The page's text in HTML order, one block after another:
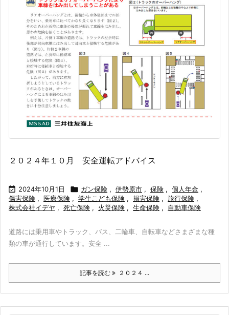
２０２４年１０月 安全運転アドバイス
 2024年10月1日  ガン保険 , 伊勢原市 , 保険 , 個人年金 ,
傷害保険 , 医療保険 , 学生こども保険 , 損害保険 , 旅行保険 ,
株式会社イデヤ , 死亡保険 , 火災保険 , 生命保険 , 自動車保険
道路には乗用車やトラック、バス、二輪車、自転車などさまざまな種
類の車が通行しています。安全 ...
記事を読む ２０２４ ...